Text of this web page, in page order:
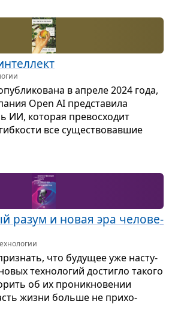
в апреле 2024 года,
Open AI пред­ста­вила
ИИ, кото­рая пре­вос­хо­дит
все суще­ство­вав­шие
разум и новая эра чело­ве­
что буду­щее уже насту­
тех­но­ло­гий достигло такого
об их про­ник­но­ве­нии
жизни больше не при­хо­